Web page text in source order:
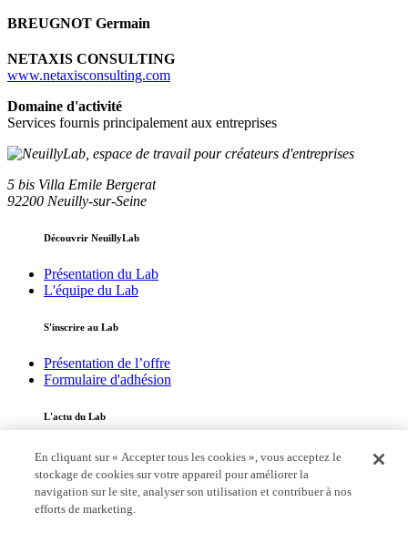
BREUGNOT Germain
NETAXIS CONSULTING
www.netaxisconsulting.com
Domaine d'activité
Services fournis principalement aux entreprises
5 bis Villa Emile Bergerat
92200 Neuilly-sur-Seine
Découvrir NeuillyLab
Présentation du Lab
L'équipe du Lab
S'inscrire au Lab
Présentation de l’offre
Formulaire d'adhésion
L'actu du Lab
Toute l'actualité
L’adhérent du mois
Annuaire
En cliquant sur « Accepter tous les cookies », vous acceptez le
stockage de cookies sur votre appareil pour améliorer la
navigation sur le site, analyser son utilisation et contribuer à nos
efforts de marketing.